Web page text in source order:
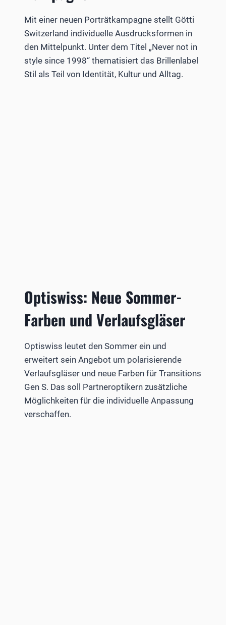
Mit einer neuen Porträtkampagne stellt Götti
Switzerland individuelle Ausdrucksformen in
den Mittelpunkt. Unter dem Titel „Never not in
style since 1998“ thematisiert das Brillenlabel
Stil als Teil von Identität, Kultur und Alltag.
Optiswiss: Neue Sommer-
Farben und Verlaufsgläser
Optiswiss leutet den Sommer ein und
erweitert sein Angebot um polarisierende
Verlaufsgläser und neue Farben für Transitions
Gen S. Das soll Partneroptikern zusätzliche
Möglichkeiten für die individuelle Anpassung
verschaffen.